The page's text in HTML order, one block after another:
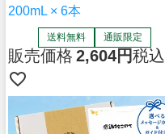
200mL × 6本
送料無料 通販限定
販売価格 2,604 税込